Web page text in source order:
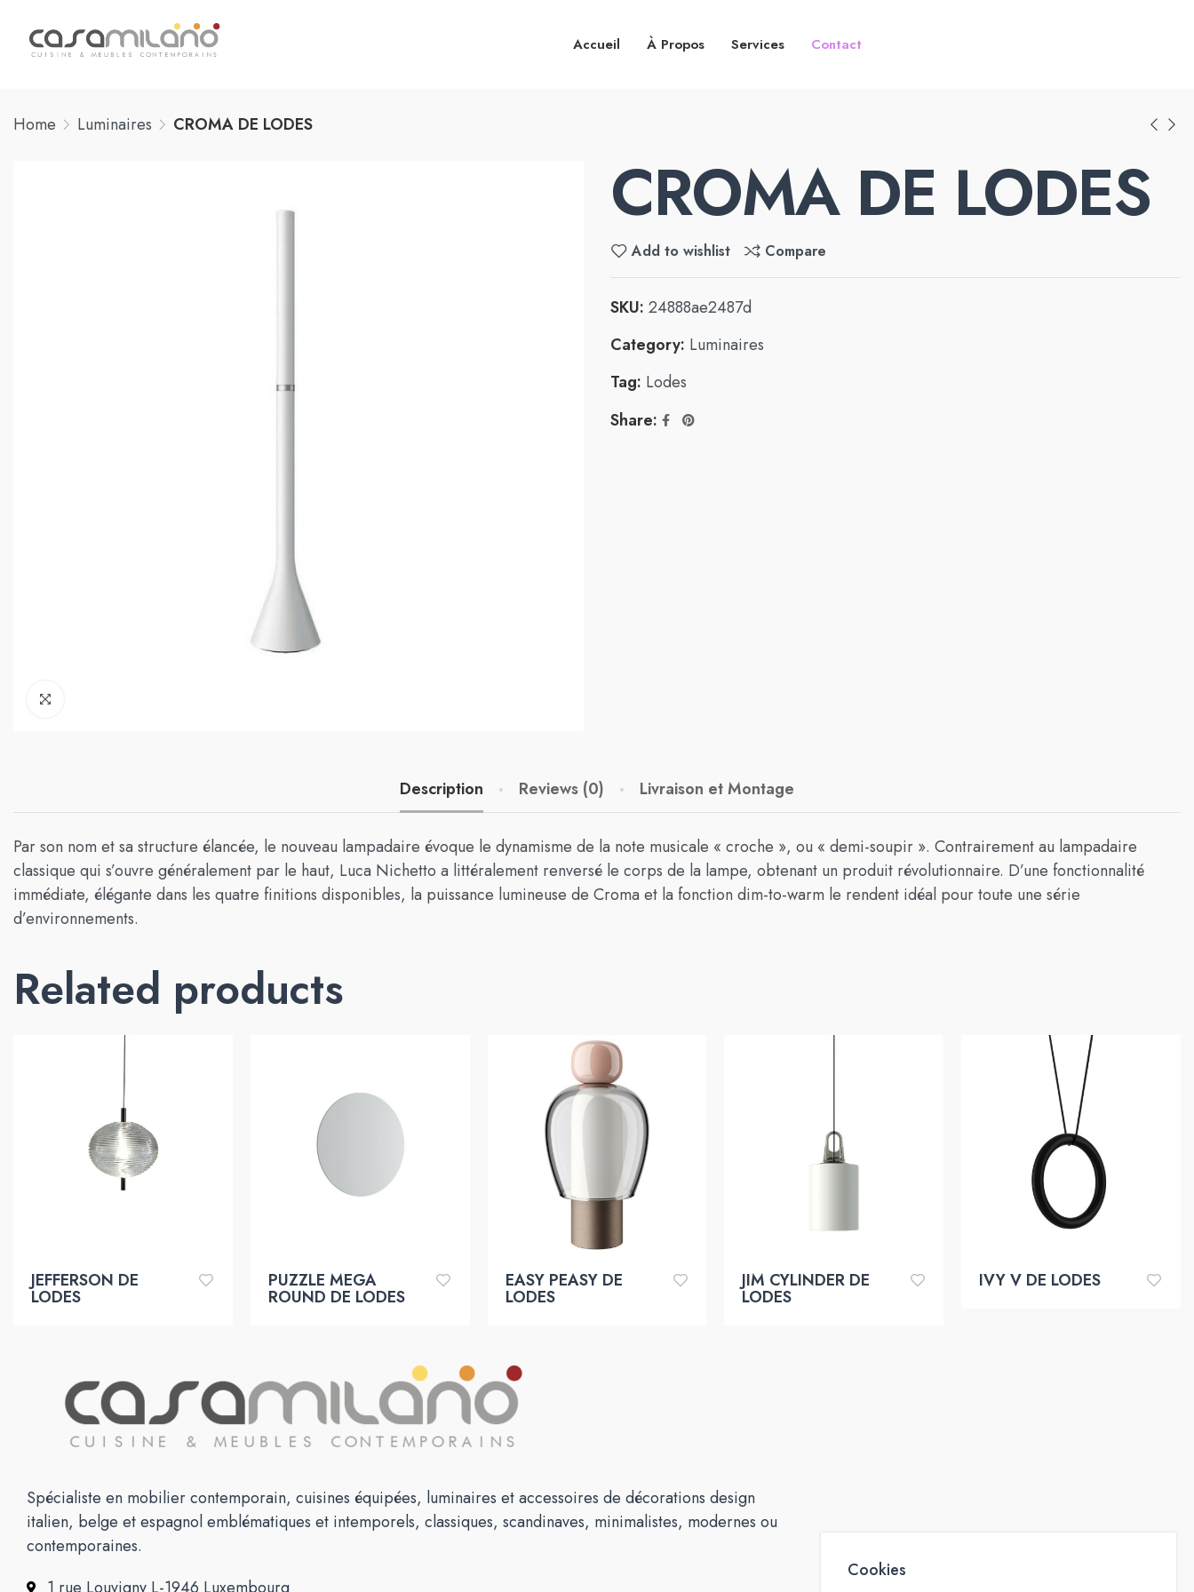
Accueil À Propos Services Contact
Home Luminaires CROMA DE LODES
CROMA DE LODES
Add to wishlist Compare
SKU: 24888ae2487d
Category: Luminaires
Tag: Lodes
Share:
Description Reviews (0) Livraison et Montage
Par son nom et sa structure élancée, le nouveau lampadaire évoque le dynamisme de la note musicale « croche », ou « demi-soupir ». Contrairement au lampadaire
classique qui s’ouvre généralement par le haut, Luca Nichetto a littéralement renversé le corps de la lampe, obtenant un produit révolutionnaire. D’une fonctionnalité
immédiate, élégante dans les quatre finitions disponibles, la puissance lumineuse de Croma et la fonction dim-to-warm le rendent idéal pour toute une série
d’environnements.
Related products
JEFFERSON DE
LODES
PUZZLE MEGA
ROUND DE LODES
EASY PEASY DE
LODES
JIM CYLINDER DE
LODES
IVY V DE LODES
Spécialiste en mobilier contemporain, cuisines équipées, luminaires et accessoires de décorations design
italien, belge et espagnol emblématiques et intemporels, classiques, scandinaves, minimalistes, modernes ou
contemporaines.
1 rue Louvigny L-1946 Luxembourg
Cookies